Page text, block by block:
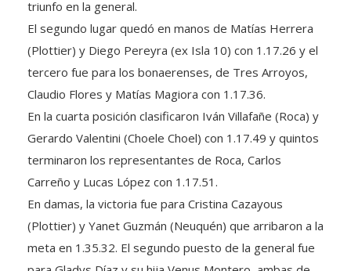
El segundo lugar quedó en manos de Matías Herrera
(Plottier) y Diego Pereyra (ex Isla 10) con 1.17.26 y el
tercero fue para los bonaerenses, de Tres Arroyos,
Claudio Flores y Matías Magiora con 1.17.36.
En la cuarta posición clasificaron Iván Villafañe (Roca) y
Gerardo Valentini (Choele Choel) con 1.17.49 y quintos
terminaron los representantes de Roca, Carlos
Carreño y Lucas López con 1.17.51.
En damas, la victoria fue para Cristina Cazayous
(Plottier) y Yanet Guzmán (Neuquén) que arribaron a la
meta en 1.35.32. El segundo puesto de la general fue
para Gladys Díaz y su hija Venus Montero, ambas de